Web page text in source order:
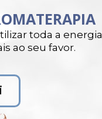
toda a energia
ao seu favor.